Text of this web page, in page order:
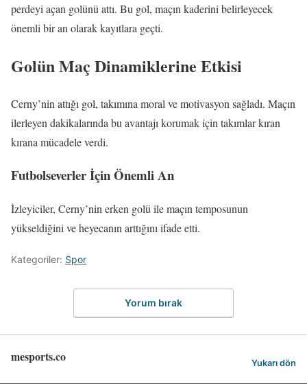
perdeyi açan golünü attı. Bu gol, maçın kaderini belirleyecek
önemli bir an olarak kayıtlara geçti.
Golün Maç Dinamiklerine Etkisi
Cerny’nin attığı gol, takımına moral ve motivasyon sağladı. Maçın
ilerleyen dakikalarında bu avantajı korumak için takımlar kıran
kırana mücadele verdi.
Futbolseverler İçin Önemli An
İzleyiciler, Cerny’nin erken golü ile maçın temposunun
yükseldiğini ve heyecanın arttığını ifade etti.
Kategoriler: Spor
Yorum bırak
mesports.co Yukarı dön